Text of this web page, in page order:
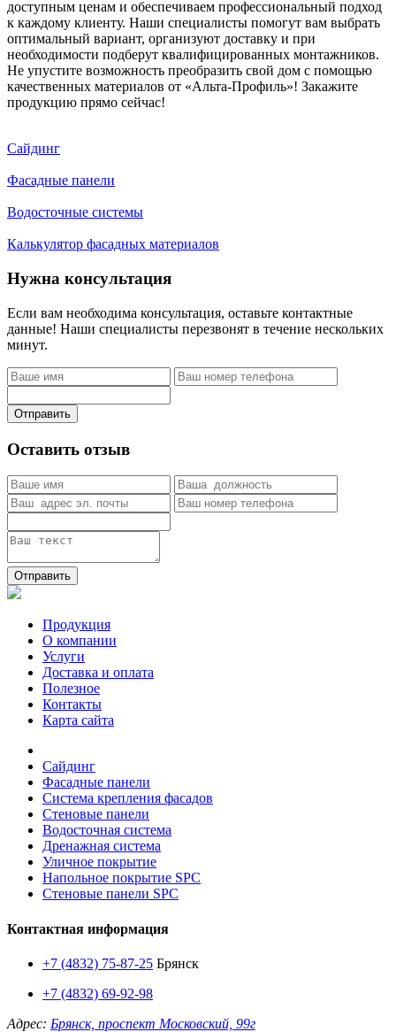
доступным ценам и обеспечиваем профессиональный подход
к каждому клиенту. Наши специалисты помогут вам выбрать
оптимальный вариант, организуют доставку и при
необходимости подберут квалифицированных монтажников.
Не упустите возможность преобразить свой дом с помощью
качественных материалов от «Альта-Профиль»! Закажите
продукцию прямо сейчас!
Сайдинг
Фасадные панели
Водосточные системы
Калькулятор фасадных материалов
Нужна консультация
Если вам необходима консультация, оставьте контактные
данные! Наши специалисты перезвонят в течение нескольких
минут.
Отправить
Оставить отзыв
Отправить
Продукция
О компании
Услуги
Доставка и оплата
Полезное
Контакты
Карта сайта
Сайдинг
Фасадные панели
Система крепления фасадов
Стеновые панели
Водосточная система
Дренажная система
Уличное покрытие
Напольное покрытие SPC
Стеновые панели SPC
Контактная информация
+7 (4832) 75-87-25 Брянск
+7 (4832) 69-92-98
Адрес: Брянск, проспект Московский, 99г